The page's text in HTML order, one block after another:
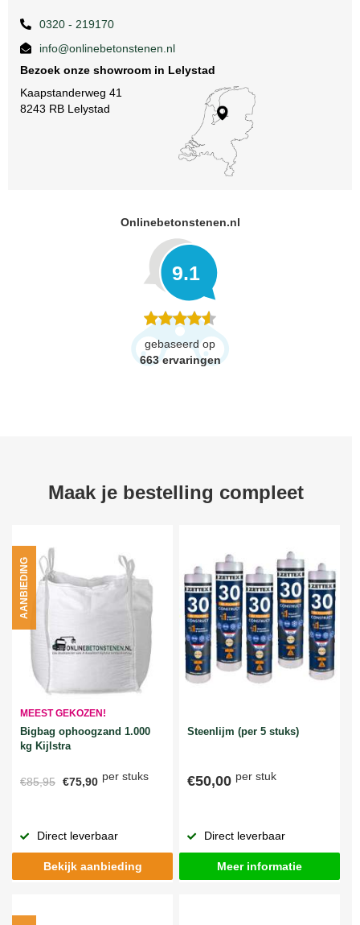
0320 - 219170
info@onlinebetonstenen.nl
Bezoek onze showroom in Lelystad
Kaapstanderweg 41
8243 RB Lelystad
Onlinebetonstenen.nl
9.1
gebaseerd op
663 ervaringen
Maak je bestelling compleet
MEEST GEKOZEN!
Bigbag ophoogzand 1.000
kg Kijlstra
€85,95 €75,90 per stuks
AANBIEDING
Direct leverbaar
Bekijk aanbieding
Steenlijm (per 5 stuks)
€50,00 per stuk
Direct leverbaar
Meer informatie